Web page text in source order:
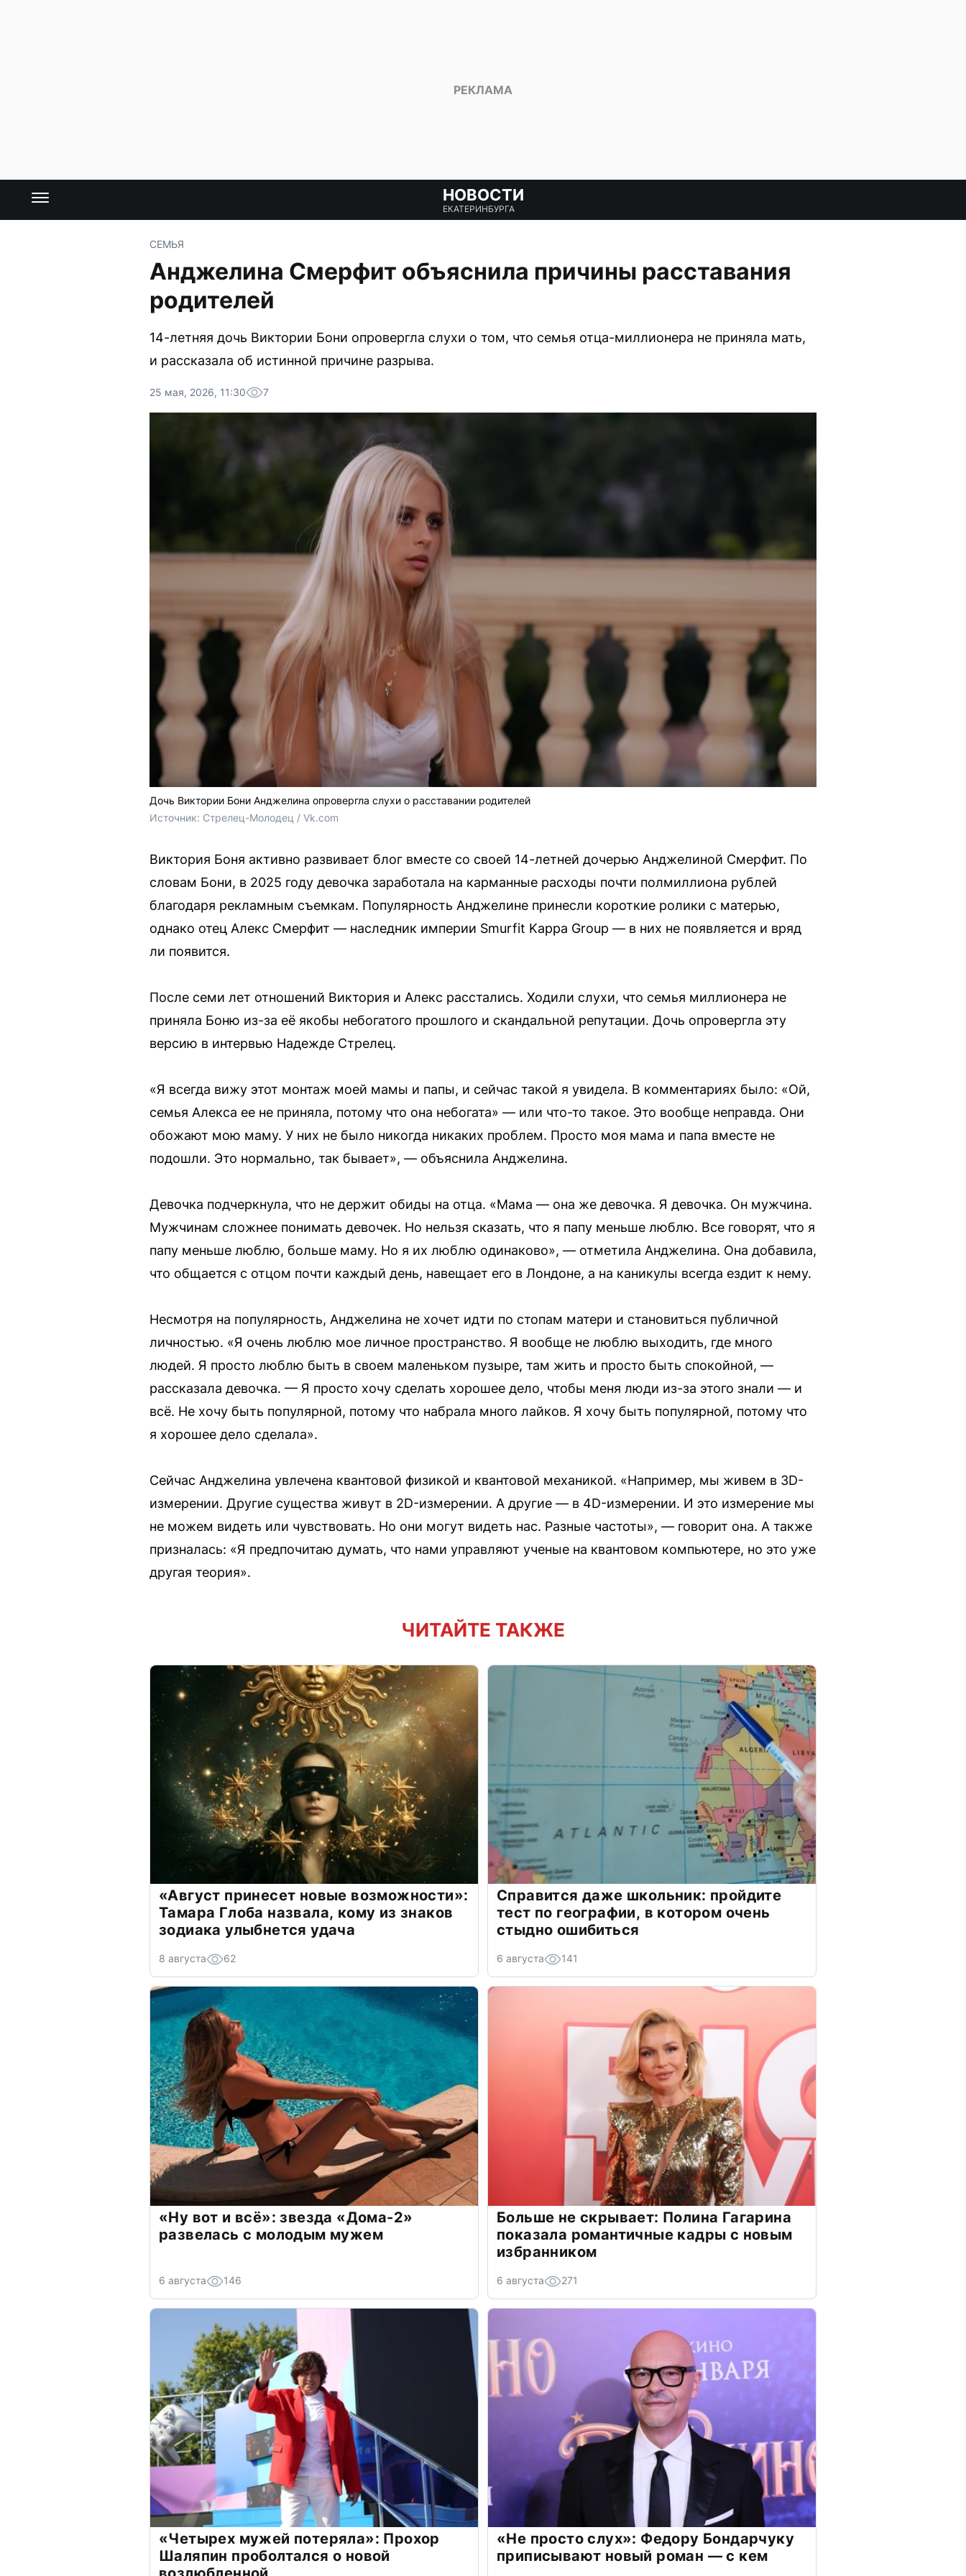
НОВОСТИ
ЕКАТЕРИНБУРГА
СЕМЬЯ
Анджелина Смерфит объяснила причины расставания
родителей
14-летняя дочь Виктории Бони опровергла слухи о том, что семья отца-миллионера не приняла мать,
и рассказала об истинной причине разрыва.
25 мая, 2026, 11:30 7
Дочь Виктории Бони Анджелина опровергла слухи о расставании родителей
Источник: Стрелец-Молодец / Vk.com
Виктория Боня активно развивает блог вместе со своей 14-летней дочерью Анджелиной Смерфит. По
словам Бони, в 2025 году девочка заработала на карманные расходы почти полмиллиона рублей
благодаря рекламным съемкам. Популярность Анджелине принесли короткие ролики с матерью,
однако отец Алекс Смерфит — наследник империи Smurfit Kappa Group — в них не появляется и вряд
ли появится.
После семи лет отношений Виктория и Алекс расстались. Ходили слухи, что семья миллионера не
приняла Боню из-за её якобы небогатого прошлого и скандальной репутации. Дочь опровергла эту
версию в интервью Надежде Стрелец.
«Я всегда вижу этот монтаж моей мамы и папы, и сейчас такой я увидела. В комментариях было: «Ой,
семья Алекса ее не приняла, потому что она небогата» — или что-то такое. Это вообще неправда. Они
обожают мою маму. У них не было никогда никаких проблем. Просто моя мама и папа вместе не
подошли. Это нормально, так бывает», — объяснила Анджелина.
Девочка подчеркнула, что не держит обиды на отца. «Мама — она же девочка. Я девочка. Он мужчина.
Мужчинам сложнее понимать девочек. Но нельзя сказать, что я папу меньше люблю. Все говорят, что я
папу меньше люблю, больше маму. Но я их люблю одинаково», — отметила Анджелина. Она добавила,
что общается с отцом почти каждый день, навещает его в Лондоне, а на каникулы всегда ездит к нему.
Несмотря на популярность, Анджелина не хочет идти по стопам матери и становиться публичной
личностью. «Я очень люблю мое личное пространство. Я вообще не люблю выходить, где много
людей. Я просто люблю быть в своем маленьком пузыре, там жить и просто быть спокойной, —
рассказала девочка. — Я просто хочу сделать хорошее дело, чтобы меня люди из-за этого знали — и
всё. Не хочу быть популярной, потому что набрала много лайков. Я хочу быть популярной, потому что
я хорошее дело сделала».
Сейчас Анджелина увлечена квантовой физикой и квантовой механикой. «Например, мы живем в 3D-
измерении. Другие существа живут в 2D-измерении. А другие — в 4D-измерении. И это измерение мы
не можем видеть или чувствовать. Но они могут видеть нас. Разные частоты», — говорит она. А также
призналась: «Я предпочитаю думать, что нами управляют ученые на квантовом компьютере, но это уже
другая теория».
ЧИТАЙТЕ ТАКЖЕ
«Август принесет новые возможности»:
Тамара Глоба назвала, кому из знаков
зодиака улыбнется удача
8 августа 62
Справится даже школьник: пройдите
тест по географии, в котором очень
стыдно ошибиться
6 августа 141
«Ну вот и всё»: звезда «Дома-2»
развелась с молодым мужем
6 августа 146
Больше не скрывает: Полина Гагарина
показала романтичные кадры с новым
избранником
6 августа 271
«Четырех мужей потеряла»: Прохор
Шаляпин проболтался о новой
«Не просто слух»: Федору Бондарчуку
приписывают новый роман — с кем